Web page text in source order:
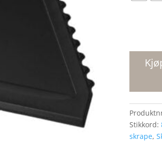
antall
Stikkord:
skrape,